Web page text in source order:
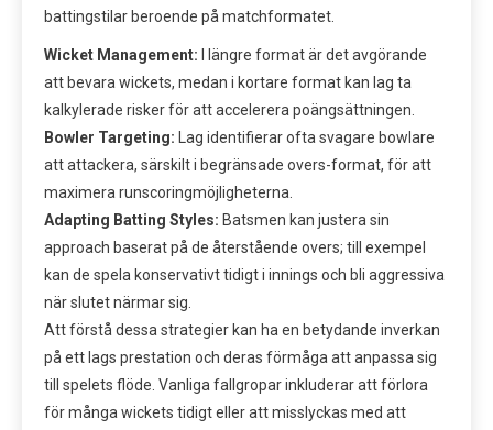
battingstilar beroende på matchformatet.
Wicket Management: I längre format är det avgörande
att bevara wickets, medan i kortare format kan lag ta
kalkylerade risker för att accelerera poängsättningen.
Bowler Targeting: Lag identifierar ofta svagare bowlare
att attackera, särskilt i begränsade overs-format, för att
maximera runscoringmöjligheterna.
Adapting Batting Styles: Batsmen kan justera sin
approach baserat på de återstående overs; till exempel
kan de spela konservativt tidigt i innings och bli aggressiva
när slutet närmar sig.
Att förstå dessa strategier kan ha en betydande inverkan
på ett lags prestation och deras förmåga att anpassa sig
till spelets flöde. Vanliga fallgropar inkluderar att förlora
för många wickets tidigt eller att misslyckas med att